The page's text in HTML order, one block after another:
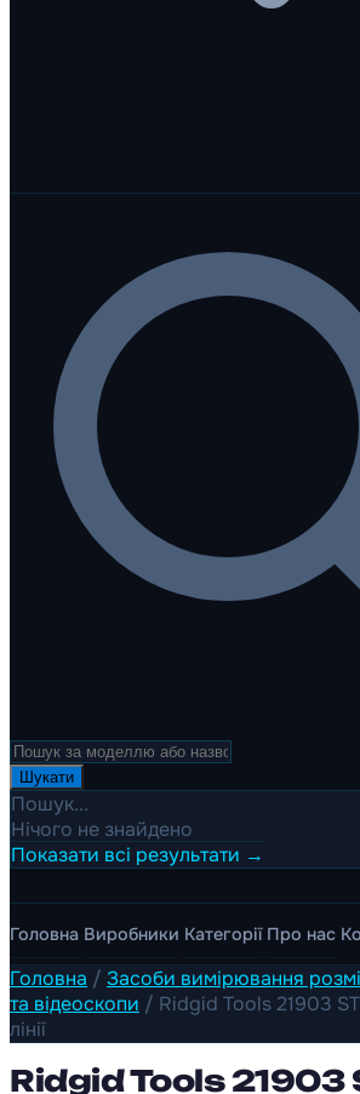
Шукати
Пошук...
Нічого не знайдено
Показати всі результати →
Головна Виробники Категорії Про нас
Головна / Засоби вимірювання
та відеоскопи / Ridgid Tools 21903
лінії
Ridgid Tools 21903